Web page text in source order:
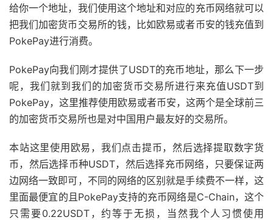
给你一个地址，我们使用这个地址和对应的充币网络就可以
把我们加密货币交易所的钱，比如欧易或者币安的钱充值到
PokePay进行消费。
PokePay向我们刚才提供了USDT的充币地址，那么下一步
呢，我们就到我们的加密货币交易所进行来充值USDT到
PokePay，这里推荐使用欧易或者币安，这两个是全球前三
的加密货币交易所也是对中国用户最友好的交易所。
本站这里使用欧易，我们点击提币，然后选择提取数字货
币，然后选择币种USDT，然后选择充币网络，只要保证两
边网络一致即可，不同的网络的区别就是手续费不一样，这
里面最便宜的且PokePay支持的充币网络是C-Chain，这个
只需要0.22USDT，约等于无损，当然我个人习惯使用